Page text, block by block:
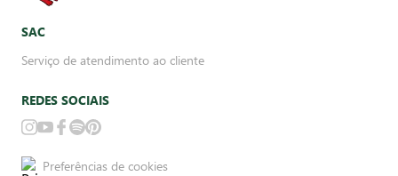
SAC
Serviço de atendimento ao cliente
REDES SOCIAIS
Preferências de cookies